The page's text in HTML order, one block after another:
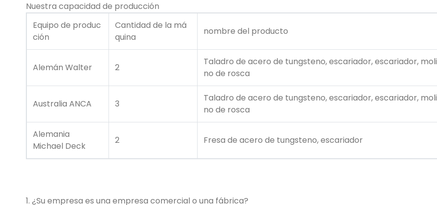
Nuestra capacidad de producción
Equipo de produc
ción
Cantidad de la má
quina
nombre del producto
Alemán Walter 2
Taladro de acero de tungsteno, escariador, escariador, moli
no de rosca
Australia ANCA 3
Taladro de acero de tungsteno, escariador, escariador, moli
no de rosca
Alemania
Michael Deck
2 Fresa de acero de tungsteno, escariador
1. ¿Su empresa es una empresa comercial o una fábrica?